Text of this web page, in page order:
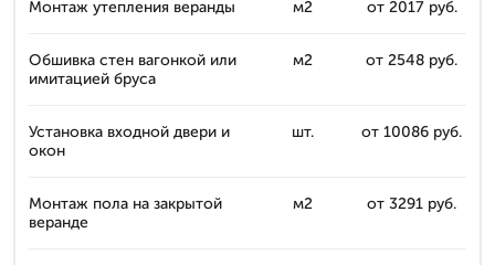
Монтаж утепления веранды м2 от 2017 руб.
Обшивка стен вагонкой или
имитацией бруса
м2 от 2548 руб.
Установка входной двери и
окон
шт. от 10086 руб.
Монтаж пола на закрытой
веранде
м2 от 3291 руб.